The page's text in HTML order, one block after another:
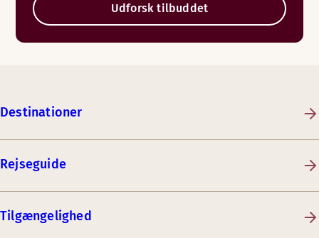
Udforsk tilbuddet
Destinationer
Rejseguide
Tilgængelighed